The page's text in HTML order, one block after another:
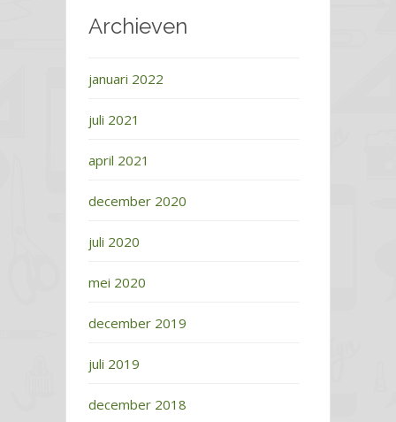
Archieven
januari 2022
juli 2021
april 2021
december 2020
juli 2020
mei 2020
december 2019
juli 2019
december 2018